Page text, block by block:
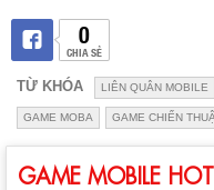
0
CHIA SẺ
TỪ KHÓA LIÊN QUÂN MOBILE
GAME MOBA GAME CHIẾN
GAME MOBILE HOT